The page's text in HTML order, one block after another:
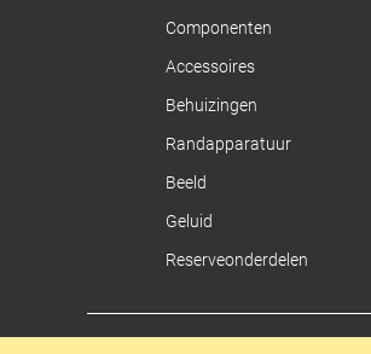
Componenten
Accessoires
Behuizingen
Randapparatuur
Beeld
Geluid
Reserveonderdelen